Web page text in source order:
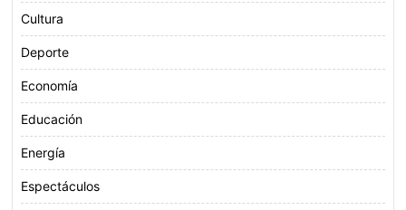
Cultura
Deporte
Economía
Educación
Energía
Espectáculos